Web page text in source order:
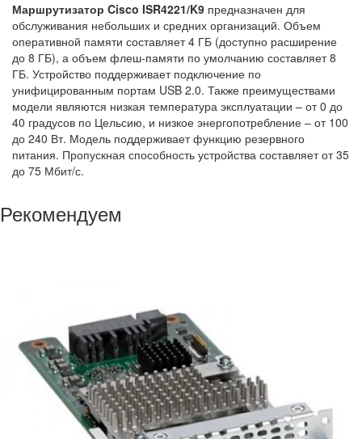
Маршрутизатор Cisco ISR4221/K9 предназначен для
обслуживания небольших и средних организаций. Объем
оперативной памяти составляет 4 ГБ (доступно расширение
до 8 ГБ), а объем флеш-памяти по умолчанию составляет 8
ГБ. Устройство поддерживает подключение по
унифицированным портам USB 2.0. Также преимуществами
модели являются низкая температура эксплуатации – от 0 до
40 градусов по Цельсию, и низкое энергопотребление – от 100
до 240 Вт. Модель поддерживает функцию резервного
питания. Пропускная способность устройства составляет от 35
до 75 Мбит/с.
Рекомендуем